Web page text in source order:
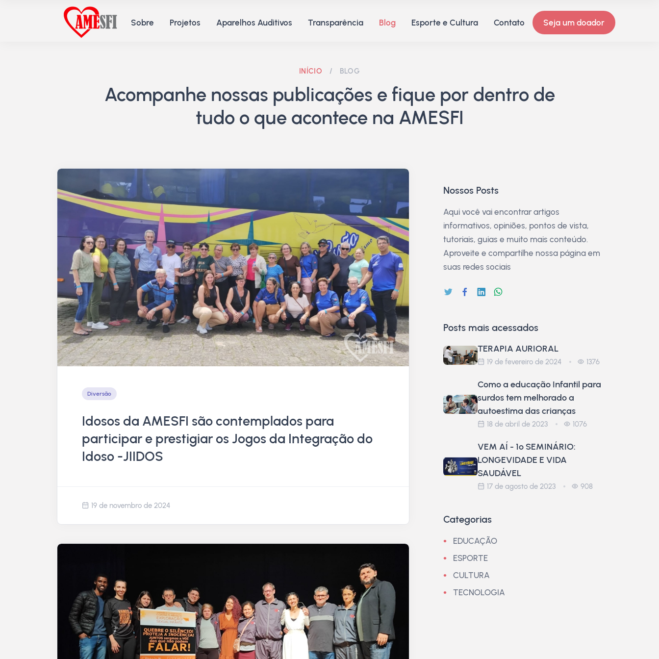
Sobre Projetos Aparelhos Auditivos Transparência Blog Esporte e Cultura Contato Seja um doador
INÍCIO / BLOG
Acompanhe nossas publicações e fique por dentro de
tudo o que acontece na AMESFI
Diversão
Idosos da AMESFI são contemplados para
participar e prestigiar os Jogos da Integração do
Idoso -JIIDOS
19 de novembro de 2024
Nossos Posts
Aqui você vai encontrar artigos
informativos, opiniões, pontos de vista,
tutoriais, guias e muito mais conteúdo.
Aproveite e compartilhe nossa página em
suas redes sociais
Posts mais acessados
TERAPIA AURIORAL
19 de fevereiro de 2024 1376
Como a educação Infantil para
surdos tem melhorado a
autoestima das crianças
18 de abril de 2023 1076
VEM AÍ - 1º SEMINÁRIO:
LONGEVIDADE E VIDA
SAUDÁVEL
17 de agosto de 2023 908
Categorias
EDUCAÇÃO
ESPORTE
CULTURA
TECNOLOGIA